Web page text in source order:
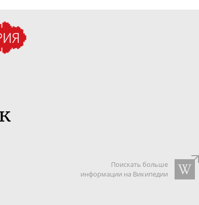
Поискать больше
информации на Википедии